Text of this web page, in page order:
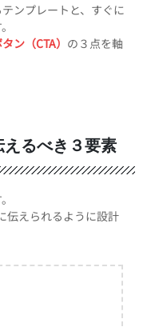
ンプレートと、すぐに
ン（CTA） の３点を軸
えるべき３要素
伝えられるように設計